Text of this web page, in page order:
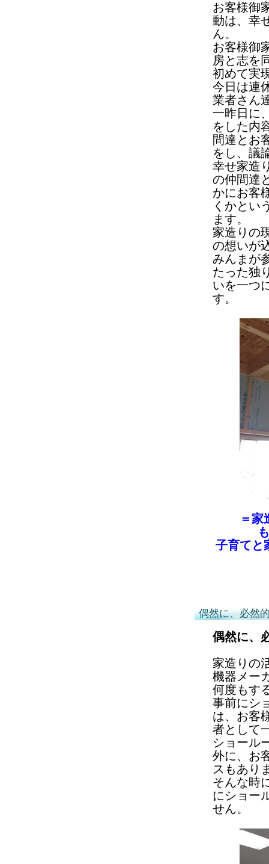
お客様御
動は、幸
ん。
お客様御
房と志を
初めて実
今日は連
業者さん
一昨日に
をした内
間達とお
をし、議
幸せ家造
の仲間達
かにお客
くかとい
ます。
家造りの
の想いが
みんまが
たった独
いを一つ
す。
＝家
子育てと
偶然に、必然
偶然に、
家造りの
機器メー
何度もす
事前にシ
は、お客
者として
ショール
外に、お
スもあり
そんな時
にショー
せん。